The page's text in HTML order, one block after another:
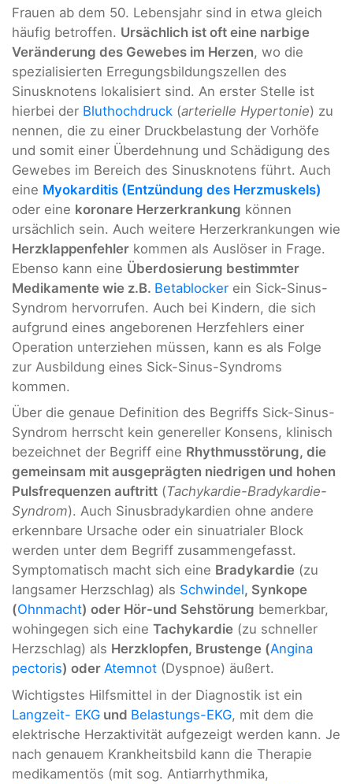
Frauen ab dem 50. Lebensjahr sind in etwa gleich
häufig betroffen. Ursächlich ist oft eine narbige
Veränderung des Gewebes im Herzen, wo die
spezialisierten Erregungsbildungszellen des
Sinusknotens lokalisiert sind. An erster Stelle ist
hierbei der Bluthochdruck (arterielle Hypertonie) zu
nennen, die zu einer Druckbelastung der Vorhöfe
und somit einer Überdehnung und Schädigung des
Gewebes im Bereich des Sinusknotens führt. Auch
eine Myokarditis (Entzündung des Herzmuskels)
oder eine koronare Herzerkrankung können
ursächlich sein. Auch weitere Herzerkrankungen wie
Herzklappenfehler kommen als Auslöser in Frage.
Ebenso kann eine Überdosierung bestimmter
Medikamente wie z.B. Betablocker ein Sick-Sinus-
Syndrom hervorrufen. Auch bei Kindern, die sich
aufgrund eines angeborenen Herzfehlers einer
Operation unterziehen müssen, kann es als Folge
zur Ausbildung eines Sick-Sinus-Syndroms
kommen.
Über die genaue Definition des Begriffs Sick-Sinus-
Syndrom herrscht kein genereller Konsens, klinisch
bezeichnet der Begriff eine Rhythmusstörung, die
gemeinsam mit ausgeprägten niedrigen und hohen
Pulsfrequenzen auftritt (Tachykardie-Bradykardie-
Syndrom). Auch Sinusbradykardien ohne andere
erkennbare Ursache oder ein sinuatrialer Block
werden unter dem Begriff zusammengefasst.
Symptomatisch macht sich eine Bradykardie (zu
langsamer Herzschlag) als Schwindel, Synkope
(Ohnmacht) oder Hör-und Sehstörung bemerkbar,
wohingegen sich eine Tachykardie (zu schneller
Herzschlag) als Herzklopfen, Brustenge (Angina
pectoris) oder Atemnot (Dyspnoe) äußert.
Wichtigstes Hilfsmittel in der Diagnostik ist ein
Langzeit- EKG und Belastungs-EKG, mit dem die
elektrische Herzaktivität aufgezeigt werden kann. Je
nach genauem Krankheitsbild kann die Therapie
medikamentös (mit sog. Antiarrhythmika,